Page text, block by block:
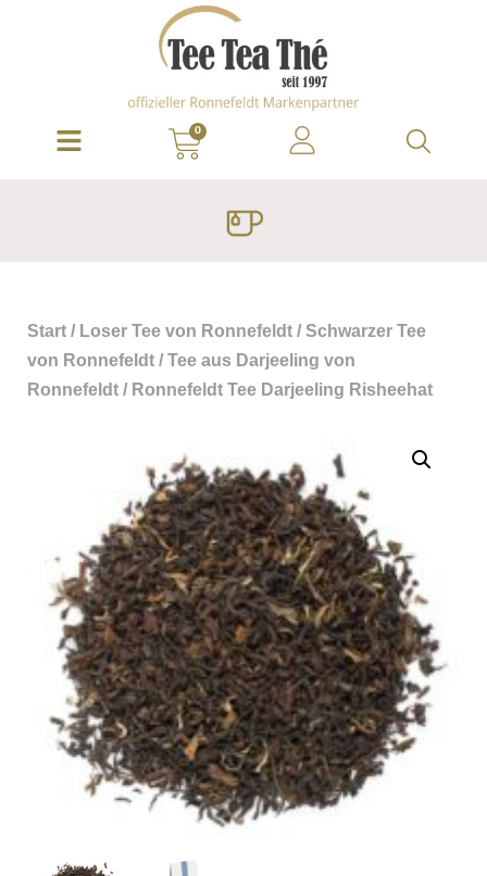
0
Start / Loser Tee von Ronnefeldt / Schwarzer Tee
von Ronnefeldt / Tee aus Darjeeling von
Ronnefeldt / Ronnefeldt Tee Darjeeling Risheehat